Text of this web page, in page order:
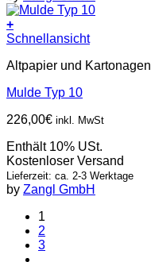
+
Schnellansicht
Altpapier und Kartonagen
Mulde Typ 10
226,00€ inkl. MwSt
Enthält 10% USt.
Kostenloser Versand
Lieferzeit: ca. 2-3 Werktage
by Zangl GmbH
1
2
3